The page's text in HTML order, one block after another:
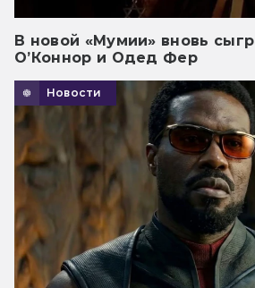
В новой «Мумии» вновь
О’Коннор и Одед Фер
Новости